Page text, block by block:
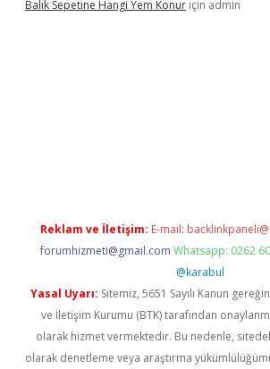
Balık Sepetine Hangi Yem Konur için admin
Reklam ve İletişim: E-mail:
forumhizmeti@gmail.com Whatsapp: 0262
@karabul
Yasal Uyarı: Sitemiz, 5651 Sayılı Kanun
ve İletişim Kurumu (BTK) tarafından
olarak hizmet vermektedir. Bu nedenle,
olarak denetleme veya araştırma